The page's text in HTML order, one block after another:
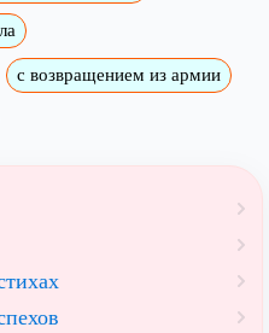
с возвращением из армии